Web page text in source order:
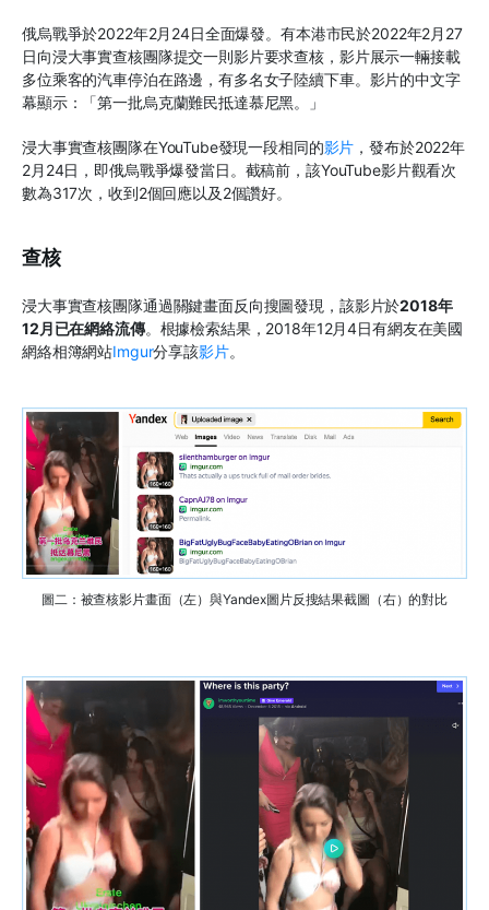
俄烏戰爭於2022年2月24日全面爆發。有本港市民於2022年2月27
日向浸大事實查核團隊提交一則影片要求查核，影片展示一輛接載
多位乘客的汽車停泊在路邊，有多名女子陸續下車。影片的中文字
幕顯示：「第一批烏克蘭難民抵達慕尼黑。」
浸大事實查核團隊在YouTube發現一段相同的影片 ，發布於2022年
2月24日，即俄烏戰爭爆發當日。截稿前，該YouTube影片觀看次
數為317次，收到2個回應以及2個讚好。
查核
浸大事實查核團隊通過關鍵畫面反向搜圖發現，該影片於2018年
12月已在網絡流傳。根據檢索結果，2018年12月4日有網友在美國
網絡相簿網站Imgur分享該影片。
圖二：被查核影片畫面（左）與Yandex圖片反搜結果截圖（右）的對比